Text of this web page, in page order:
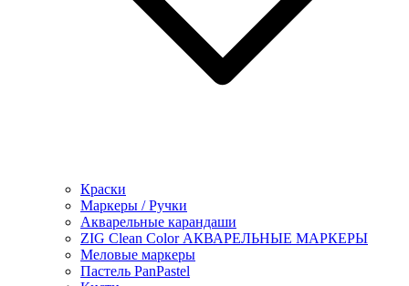
Краски
Маркеры / Ручки
Акварельные карандаши
ZIG Clean Color АКВАРЕЛЬНЫЕ МАРКЕРЫ
Меловые маркеры
Пастель PanPastel